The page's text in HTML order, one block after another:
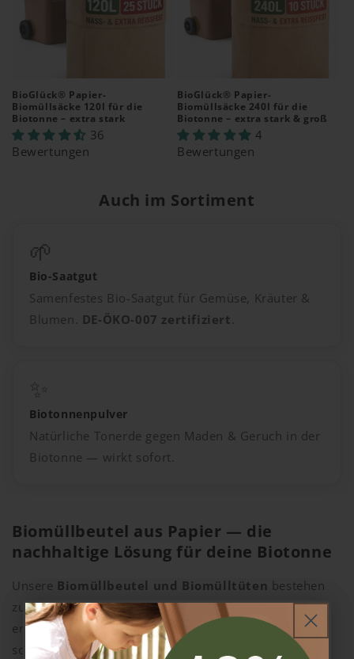
BioGlück® Papier-
Biomüllsäcke 120l für die
Biotonne – extra stark
36
Bewertungen
BioGlück® Papier-
Biomüllsäcke 240l für die
Biotonne – extra stark & groß
4
Bewertungen
Auch im Sortiment
🌱
Bio-Saatgut
Samenfestes Bio-Saatgut für Gemüse, Kräuter &
Blumen.
DE-ÖKO-007 zertifiziert
✨
Biotonnenpulver
Natürliche Tonerde gegen Maden & Geruch in der
Biotonne — wirkt sofort.
Biomüllbeutel aus Papier — die
nachhaltige Lösung für deine Biotonne
Unsere Biomüllbeutel und Biomülltüten bestehen
zu aus reißfestem & nassfestem Papier — speziell
entwickelt für die Biotonne . Im Gegensatz zu
sogenanntenBio-Plastik-Tüten